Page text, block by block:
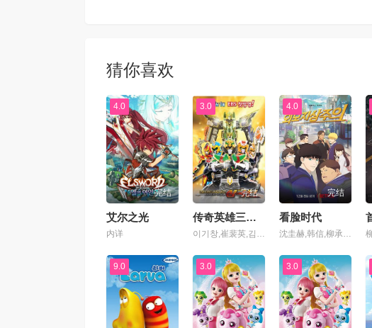
猜你喜欢
4.0
完结
艾尔之光
内详
3.0
完结
传奇英雄三国传
이기창,崔裴英,김산,임승준,한가림,김선웅,成民秀
4.0
完结
看脸时代
沈圭赫,韩信,柳承坤,黄长荣,Jae-heon Jeong,Ryu Seung-gone,Shim Kyu-hyuk,Nam Doh-hyeong,Sa Moon-young
9.0 3.0 3.0